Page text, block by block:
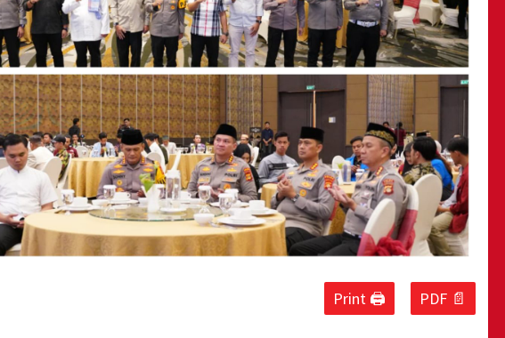
Print 🖨 PDF 📄